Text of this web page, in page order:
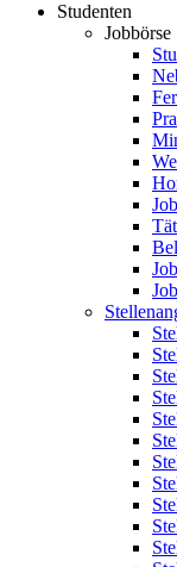
Studenten
Jobbörse